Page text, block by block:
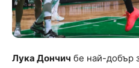
Лука Дончич бе най-добър